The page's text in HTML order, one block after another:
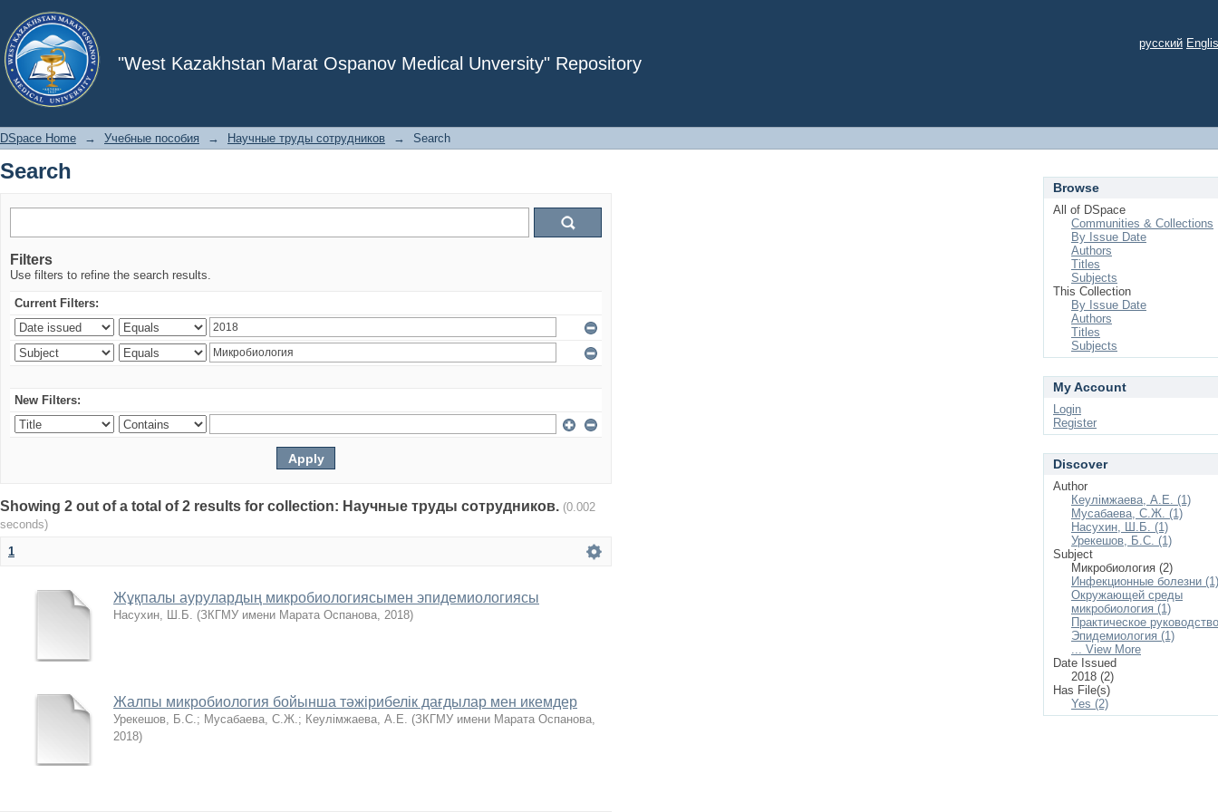
"West Kazakhstan Marat Ospanov Medical Unversity" Repository
Search
русский
DSpace Home → Учебные пособия → Научные труды сотрудников → Search
Search
Filters
Use filters to refine the search results.
Current Filters:
New Filters:
Showing 2 out of a total of 2 results for collection: Научные труды сотрудников. (0.002
seconds)
1
Жұқпалы аурулардың микробиологиясымен эпидемиологиясы
Насухин, Ш.Б. (ЗКГМУ имени Марата Оспанова, 2018)
Жалпы микробиология бойынша тәжірибелік дағдылар мен икемдер
Урекешов, Б.С.; Мусабаева, С.Ж.; Кеулімжаева, А.Е. (ЗКГМУ имени Марата Оспанова,
2018)
Browse
All of DSpace
Communities & Collections
By Issue Date
Authors
Titles
Subjects
This Collection
By Issue Date
Authors
Titles
Subjects
My Account
Login
Register
Discover
Author
Кеулімжаева, А.Е. (1)
Мусабаева, С.Ж. (1)
Насухин, Ш.Б. (1)
Урекешов, Б.С. (1)
Subject
Микробиология (2)
Инфекционные болезни (1)
Окружающей среды
микробиология (1)
Практическое
Эпидемиология (1)
... View More
Date Issued
2018 (2)
Has File(s)
Yes (2)